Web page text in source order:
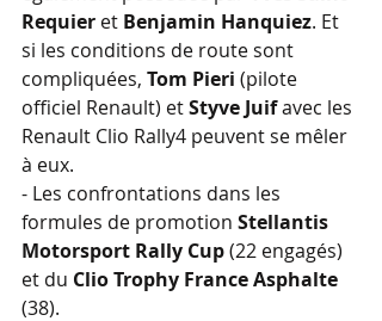
Requier et Benjamin Hanquiez. Et
si les conditions de route sont
compliquées, Tom Pieri (pilote
officiel Renault) et Styve Juif avec les
Renault Clio Rally4 peuvent se mêler
à eux.
- Les confrontations dans les
formules de promotion Stellantis
Motorsport Rally Cup (22 engagés)
et du Clio Trophy France Asphalte
(38).